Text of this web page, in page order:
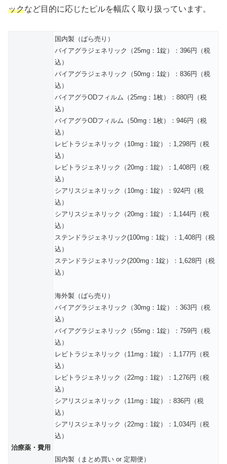
ックなど目的に応じたピルを幅広く取り扱っています。
治療薬・費用
国内製（ばら売り）
バイアグラジェネリック（25mg：1錠）：396円（税
込）
バイアグラジェネリック（50mg：1錠）：836円（税
込）
バイアグラODフィルム（25mg：1枚）：880円（税
込）
バイアグラODフィルム（50mg：1枚）：946円（税
込）
レビトラジェネリック（10mg：1錠）：1,298円（税
込）
レビトラジェネリック（20mg：1錠）：1,408円（税
込）
シアリスジェネリック（10mg：1錠）：924円（税
込）
シアリスジェネリック（20mg：1錠）：1,144円（税
込）
ステンドラジェネリック(100mg：1錠）：1,408円（税
込）
ステンドラジェネリック(200mg：1錠）：1,628円（税
込）
海外製（ばら売り）
バイアグラジェネリック（30mg：1錠）：363円（税
込）
バイアグラジェネリック（55mg：1錠）：759円（税
込）
レビトラジェネリック（11mg：1錠）：1,177円（税
込）
レビトラジェネリック（22mg：1錠）：1,276円（税
込）
シアリスジェネリック（11mg：1錠）：836円（税
込）
シアリスジェネリック（22mg：1錠）：1,034円（税
込）
国内製（まとめ買い or 定期便）